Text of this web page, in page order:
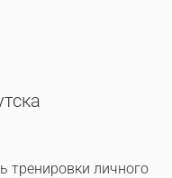
тренировки личного